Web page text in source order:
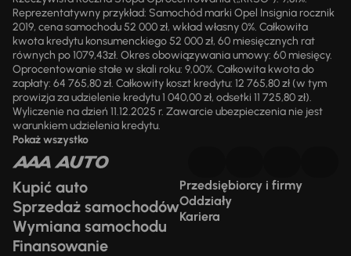
Reprezentatywny przykład: Samochód marki Opel Insignia rocznik
2019, cena samochodu 52 000 zł, wkład własny 0%. Całkowita
kwota kredytu konsumenckiego 52 000 zł, 60 miesięcznych rat
równych po 1079,43zł. Okres obowiązywania umowy: 60 miesięcy.
Oprocentowanie stałe w skali roku: 9,00%. Całkowita kwota do
zapłaty: 64 765,80 zł. Całkowity koszt kredytu: 12 765,80 zł (w tym
prowizja za udzielenie kredytu 1 040,00 zł, odsetki 11 725,80 zł).
Wyliczenie na dzień 11.12.2025 r. Zawarcie ubezpieczenia nie jest
warunkiem udzielenia kredytu.
Pokaż wszystko
Kupić auto
Sprzedaż samochodów
Wymiana samochodu
Finansowanie
Przedsiębiorcy i firmy
Oddziały
Kariera